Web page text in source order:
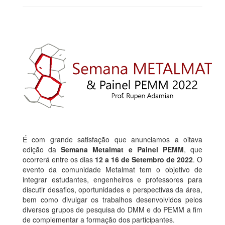
É com grande satisfação que anunciamos a oitava
edição daSemana Metalmat e Painel PEMM, que
ocorrerá entre os dias 12 a 16 de Setembro de 2022. O
evento da comunidade Metalmat tem o objetivo de
integrar estudantes, engenheiros e professores para
discutir desafios, oportunidades e perspectivas da área,
bem como divulgar os trabalhos desenvolvidos pelos
diversos grupos de pesquisa do DMM e do PEMM a fim
de complementar a formação dos participantes.